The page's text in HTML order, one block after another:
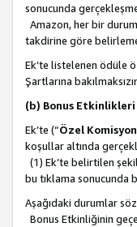
sonucunda
Amazon, her bir
takdirine göre belirleme
Ek’te listelenen ödüle
Şartlarına
(b) Bonus Etkinlikleri
Ek’te (“Özel
koşullar altında
(1) Ek’te belirtilen
bu tıklama sonucunda
Aşağıdaki durumlar
Bonus Etkinliğinin